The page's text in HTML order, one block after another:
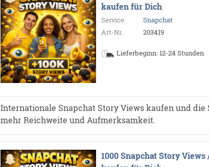
kaufen für Dich
Service:
Snapchat
Art-Nr.
203419
Lieferbeginn: 12-24 Stunden
Internationale Snapchat Story Views kaufen und
mehr Reichweite und Aufmerksamkeit.
1000 Snapchat Story